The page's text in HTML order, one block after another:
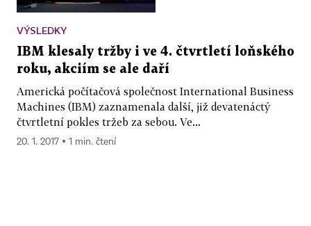
VÝSLEDKY
IBM klesaly tržby i ve 4. čtvrtletí loňského
roku, akciím se ale daří
Americká počítačová společnost International Business
Machines (IBM) zaznamenala další, již devatenáctý
čtvrtletní pokles tržeb za sebou. Ve...
20. 1. 2017 ▪ 1 min. čtení